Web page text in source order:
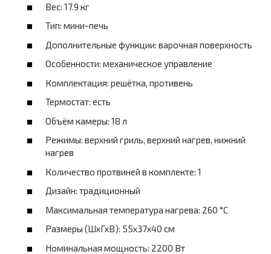
Вес: 17.9 кг
Тип: мини-печь
Дополнительные функции: варочная поверхность
Особенности: механическое управление
Комплектация: решётка, противень
Термостат: есть
Объём камеры: 18 л
Режимы: верхний гриль, верхний нагрев, нижний
нагрев
Количество протвиней в комплекте: 1
Дизайн: традиционный
Максимальная температура нагрева: 260 °C
Размеры (ШхГхВ): 55х37х40 см
Номинальная мощность: 2200 Вт